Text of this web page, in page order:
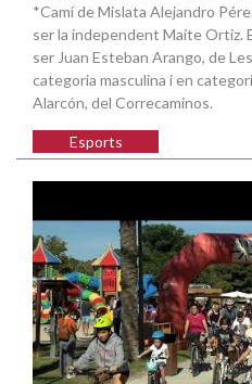
*Camí de Mislata Alejandro
ser la independent Maite Ortiz.
ser Juan Esteban Arango, de
categoria masculina i en
Alarcón, del Correcaminos.
Esports